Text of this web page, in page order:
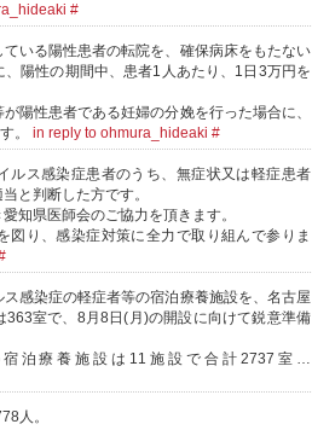
#
いる陽性患者の転院を、確保病床をもたない
陽性の期間中、患者1人あたり、1日3万円を
陽性患者である妊婦の分娩を行った場合に、
。 in reply to ohmura_hideaki #
ス感染症患者のうち、無症状又は軽症患者
と判断した方です。
知県医師会のご協力を頂きます。
図り、感染症対策に全力で取り組んで参りま
感染症の軽症者等の宿泊療養施設を、名古屋
363室で、8月8日(月)の開設に向けて鋭意準備
泊療養施設は11施設で合計2737室…
人。